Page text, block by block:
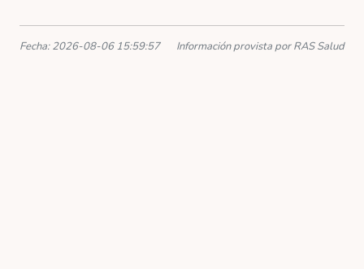
Fecha: 2026-08-06 15:59:57 Información provista por RAS Salud